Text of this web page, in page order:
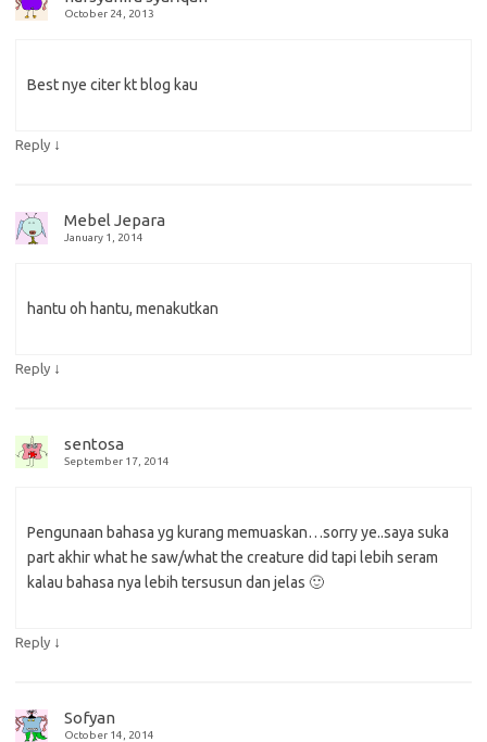
October 24, 2013
Best nye citer kt blog kau
Reply ↓
Mebel Jepara
January 1, 2014
hantu oh hantu, menakutkan
Reply ↓
sentosa
September 17, 2014
Pengunaan bahasa yg kurang memuaskan…sorry ye..saya suka
part akhir what he saw/what the creature did tapi lebih seram
kalau bahasa nya lebih tersusun dan jelas 🙂
Reply ↓
Sofyan
October 14, 2014